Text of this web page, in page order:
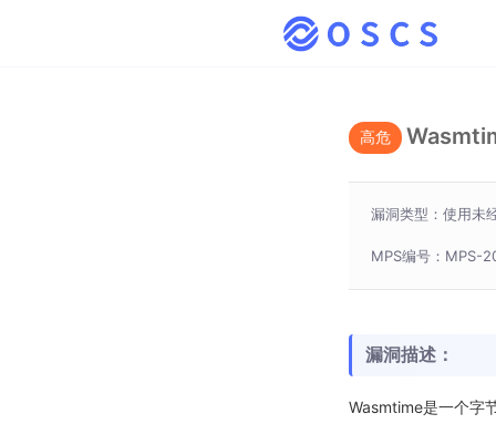
高危
漏洞类型：使用未
MPS编号：MPS-
漏洞描述：
Wasmtime是一个字